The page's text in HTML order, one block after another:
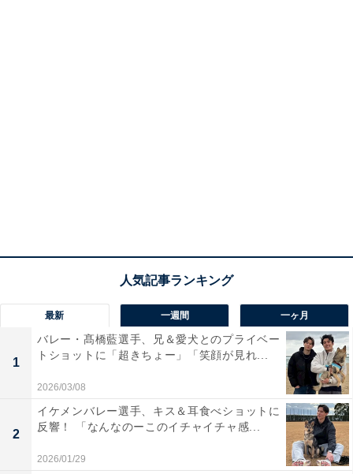
最新 一週間 一ヶ月
1
バレー・髙橋藍選手、兄＆愛犬とのプライベー
トショットに「超きちょー」「笑顔が見れ...
2026/03/08
2
イケメンバレー選手、キス＆耳食べショットに
反響！ 「なんなのーこのイチャイチャ感...
2026/01/29